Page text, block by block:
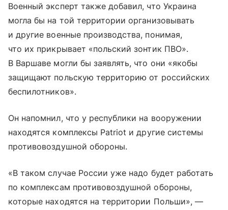
Военный эксперт также добавил, что Украина
могла бы на той территории организовывать
и другие военные производства, понимая,
что их прикрывает «польский зонтик ПВО».
В Варшаве могли бы заявлять, что они «якобы
защищают польскую территорию от российских
беспилотников».
Он напомнил, что у республики на вооружении
находятся комплексы Patriot и другие системы
противовоздушной обороны.
«В таком случае России уже надо будет работать
по комплексам противовоздушной обороны,
которые находятся на территории Польши», —